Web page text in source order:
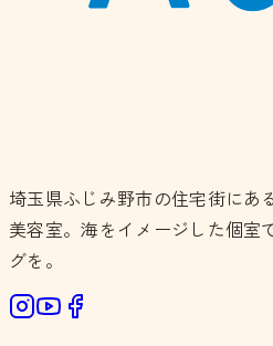
埼玉県ふじみ野市の住宅街にあ
美容室。海をイメージした個室
グを。